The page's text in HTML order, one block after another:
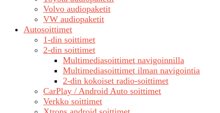
Volvo audiopaketit
VW audiopaketit
Autosoittimet
1-din soittimet
2-din soittimet
Multimediasoittimet navigoinnilla
Multimediasoittimet ilman navigointia
2-din kokoiset radio-soittimet
CarPlay / Android Auto soittimet
Verkko soittimet